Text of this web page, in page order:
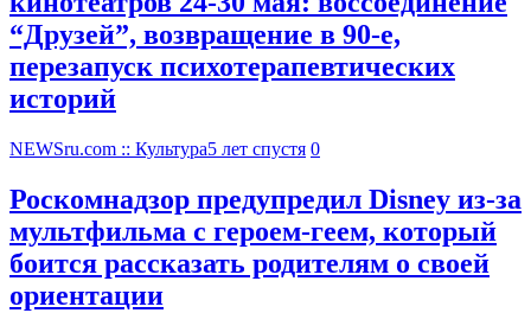
“Друзей”, возвращение в 90-е,
перезапуск психотерапевтических
историй
NEWSru.com :: Культура5 лет спустя 0
Роскомнадзор предупредил Disney из-за
мультфильма c героем-геем, который
боится рассказать родителям о своей
ориентации